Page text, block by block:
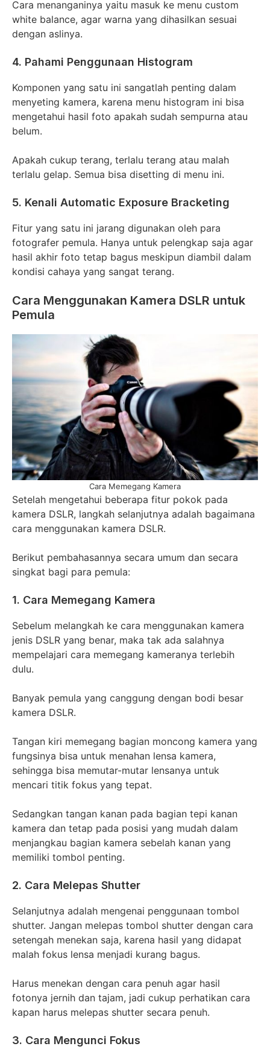
Cara menanganinya yaitu masuk ke menu custom
white balance, agar warna yang dihasilkan sesuai
dengan aslinya.
4. Pahami Penggunaan Histogram
Komponen yang satu ini sangatlah penting dalam
menyeting kamera, karena menu histogram ini bisa
mengetahui hasil foto apakah sudah sempurna atau
belum.
Apakah cukup terang, terlalu terang atau malah
terlalu gelap. Semua bisa disetting di menu ini.
5. Kenali Automatic Exposure Bracketing
Fitur yang satu ini jarang digunakan oleh para
fotografer pemula. Hanya untuk pelengkap saja agar
hasil akhir foto tetap bagus meskipun diambil dalam
kondisi cahaya yang sangat terang.
Cara Menggunakan Kamera DSLR untuk
Pemula
Cara Memegang Kamera
Setelah mengetahui beberapa fitur pokok pada
kamera DSLR, langkah selanjutnya adalah bagaimana
cara menggunakan kamera DSLR.
Berikut pembahasannya secara umum dan secara
singkat bagi para pemula:
1. Cara Memegang Kamera
Sebelum melangkah ke cara menggunakan kamera
jenis DSLR yang benar, maka tak ada salahnya
mempelajari cara memegang kameranya terlebih
dulu.
Banyak pemula yang canggung dengan bodi besar
kamera DSLR.
Tangan kiri memegang bagian moncong kamera yang
fungsinya bisa untuk menahan lensa kamera,
sehingga bisa memutar-mutar lensanya untuk
mencari titik fokus yang tepat.
Sedangkan tangan kanan pada bagian tepi kanan
kamera dan tetap pada posisi yang mudah dalam
menjangkau bagian kamera sebelah kanan yang
memiliki tombol penting.
2. Cara Melepas Shutter
Selanjutnya adalah mengenai penggunaan tombol
shutter. Jangan melepas tombol shutter dengan cara
setengah menekan saja, karena hasil yang didapat
malah fokus lensa menjadi kurang bagus.
Harus menekan dengan cara penuh agar hasil
fotonya jernih dan tajam, jadi cukup perhatikan cara
kapan harus melepas shutter secara penuh.
3. Cara Mengunci Fokus